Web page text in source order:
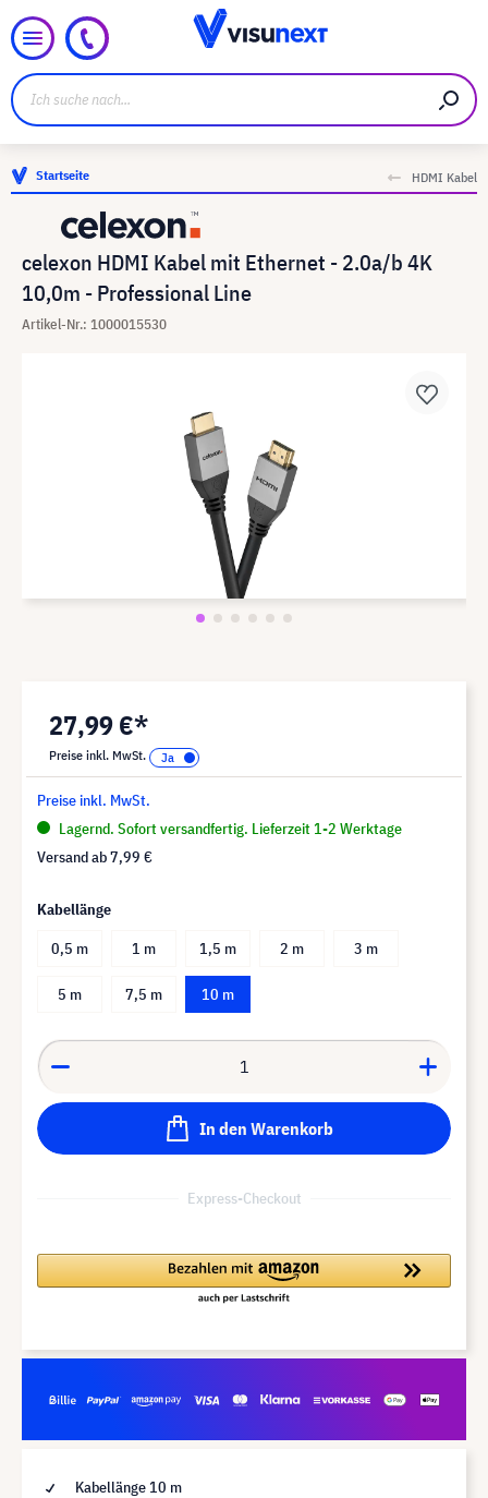
Startseite HDMI Kabel
celexon HDMI Kabel mit Ethernet - 2.0a/b 4K
10,0m - Professional Line
Artikel-Nr.: 1000015530
27,99 €*
Preise inkl. MwSt.
Preise inkl. MwSt.
Lagernd. Sofort versandfertig. Lieferzeit 1-2 Werktage
Versand ab7,99 €
Kabellänge
0,5 m
1 m 1,5 m 2 m 3 m
5 m 7,5 m 10 m
In den Warenkorb
Express-Checkout
Kabellänge 10 m